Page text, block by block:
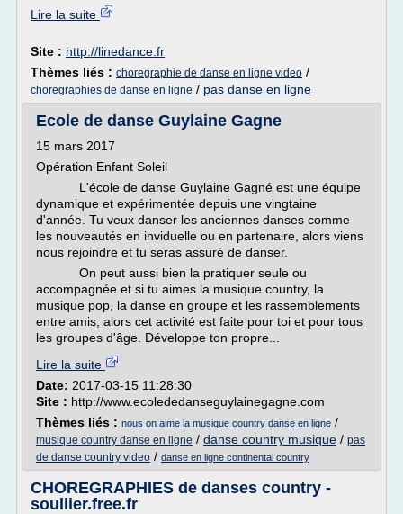
Lire la suite
Site : http://linedance.fr
Thèmes liés : choregraphie de danse en ligne video /
choregraphies de danse en ligne / pas danse en ligne
Ecole de danse Guylaine Gagne
15 mars 2017
Opération Enfant Soleil
L'école de danse Guylaine Gagné est une équipe
dynamique et expérimentée depuis une vingtaine
d'année. Tu veux danser les anciennes danses comme
les nouveautés en inviduelle ou en partenaire, alors viens
nous rejoindre et tu seras assuré de danser.
On peut aussi bien la pratiquer seule ou
accompagnée et si tu aimes la musique country, la
musique pop, la danse en groupe et les rassemblements
entre amis, alors cet activité est faite pour toi et pour tous
les groupes d'âge. Développe ton propre...
Lire la suite
Date: 2017-03-15 11:28:30
Site : http://www.ecolededanseguylainegagne.com
Thèmes liés : nous on aime la musique country danse en ligne /
musique country danse en ligne / danse country musique / pas
de danse country video / danse en ligne continental country
CHOREGRAPHIES de danses country -
soullier.free.fr